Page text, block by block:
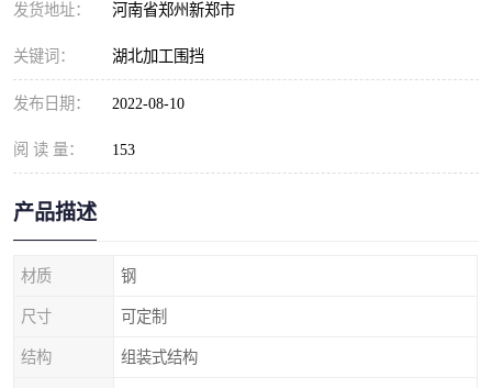
发货地址： 河南省郑州新郑市
关键词： 湖北加工围挡
发布日期： 2022-08-10
阅 读 量： 153
产品描述
材质 钢
尺寸 可定制
结构 组装式结构